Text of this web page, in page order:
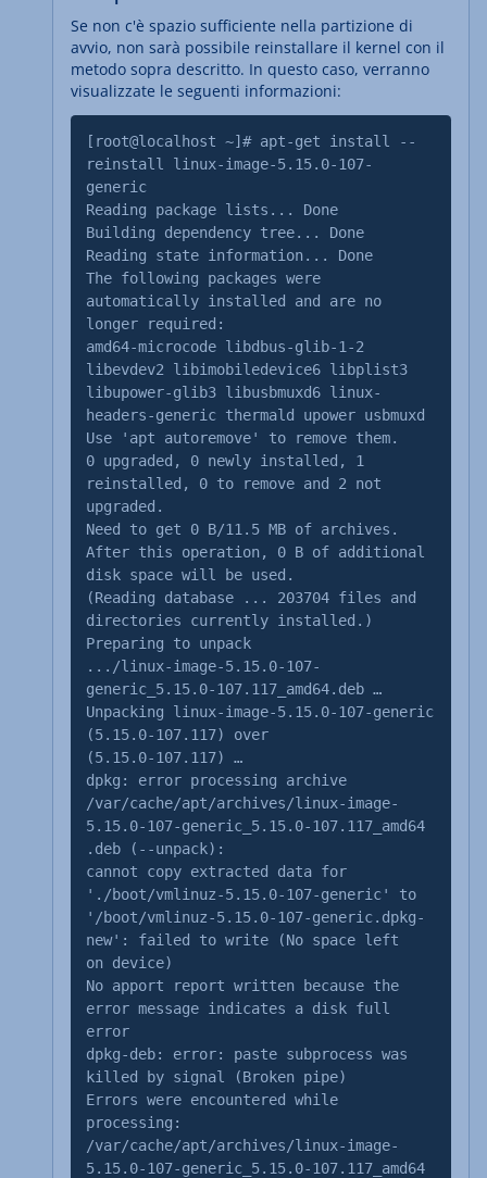
Se non c'è spazio sufficiente nella partizione di
avvio, non sarà possibile reinstallare il kernel con il
metodo sopra descritto. In questo caso, verranno
visualizzate le seguenti informazioni:
[root@localhost ~]# apt-get install --
reinstall linux-image-5.15.0-107-
generic
Reading package lists... Done
Building dependency tree... Done
Reading state information... Done
The following packages were
automatically installed and are no
longer required:
amd64-microcode libdbus-glib-1-2
libevdev2 libimobiledevice6 libplist3
libupower-glib3 libusbmuxd6 linux-
headers-generic thermald upower usbmuxd
Use 'apt autoremove' to remove them.
0 upgraded, 0 newly installed, 1
reinstalled, 0 to remove and 2 not
upgraded.
Need to get 0 B/11.5 MB of archives.
After this operation, 0 B of additional
disk space will be used.
(Reading database ... 203704 files and
directories currently installed.)
Preparing to unpack
.../linux-image-5.15.0-107-
generic_5.15.0-107.117_amd64.deb …
Unpacking linux-image-5.15.0-107-generic
(5.15.0-107.117) over
(5.15.0-107.117) …
dpkg: error processing archive
/var/cache/apt/archives/linux-image-
5.15.0-107-generic_5.15.0-107.117_amd64
.deb (--unpack):
cannot copy extracted data for
'./boot/vmlinuz-5.15.0-107-generic' to
'/boot/vmlinuz-5.15.0-107-generic.dpkg-
new': failed to write (No space left
on device)
No apport report written because the
error message indicates a disk full
error
dpkg-deb: error: paste subprocess was
killed by signal (Broken pipe)
Errors were encountered while
processing:
/var/cache/apt/archives/linux-image-
5.15.0-107-generic_5.15.0-107.117_amd64